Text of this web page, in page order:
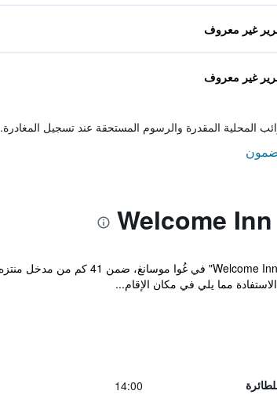
غير معروف
غير معروف
المحلية المقدرة والرسوم المستحقة عند تسجيل المغادرة.
مما يلي في مكان الإقام...
14:00